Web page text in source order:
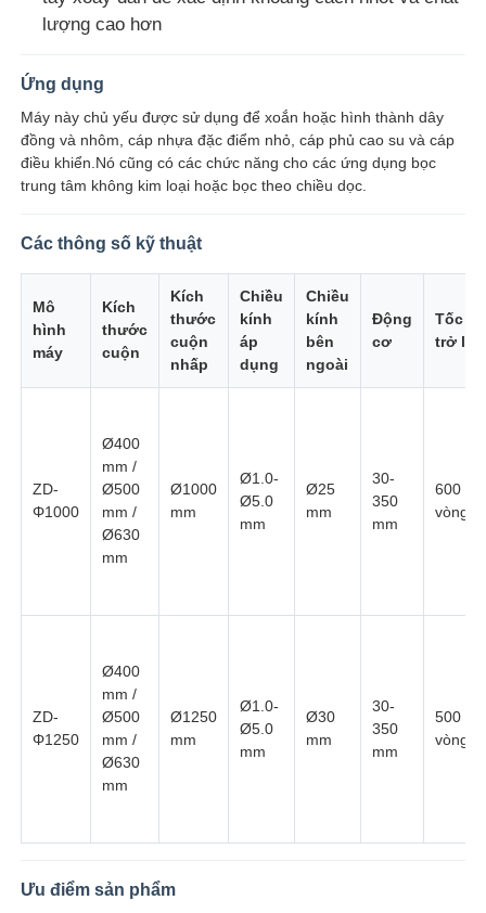
Kiểm soát chất lượng
Liên hệ chúng tôi
Tin tức
Tất cả các trường hợp
Dòng sản xuất ép
dây chuyền đùn dây
máy mắc dây
Máy kéo dây đai xoắn kép
Máy bọc thép
Máy xoắn đơn
lượng cao hơn
Ứng dụng
Máy này chủ yếu được sử dụng để xoắn hoặc hình thành dây
đồng và nhôm, cáp nhựa đặc điểm nhỏ, cáp phủ cao su và cáp
điều khiển.Nó cũng có các chức năng cho các ứng dụng bọc
trung tâm không kim loại hoặc bọc theo chiều dọc.
Các thông số kỹ thuật
Mô
hình
máy
Kích
thước
cuộn
Kích
thước
cuộn
nhấp
Chiều
kính
áp
dụng
Chiều
kính
bên
ngoài
Động
cơ
Tốc
trở lại
ZD-
Φ1000
Ø400
mm /
Ø500
mm /
Ø630
mm
Ø1000
mm
Ø1.0-
Ø5.0
mm
Ø25
mm
30-
350
mm
600
vòng/
ZD-
Φ1250
Ø400
mm /
Ø500
mm /
Ø630
mm
Ø1250
mm
Ø1.0-
Ø5.0
mm
Ø30
mm
30-
350
mm
500
vòng/
Ưu điểm sản phẩm